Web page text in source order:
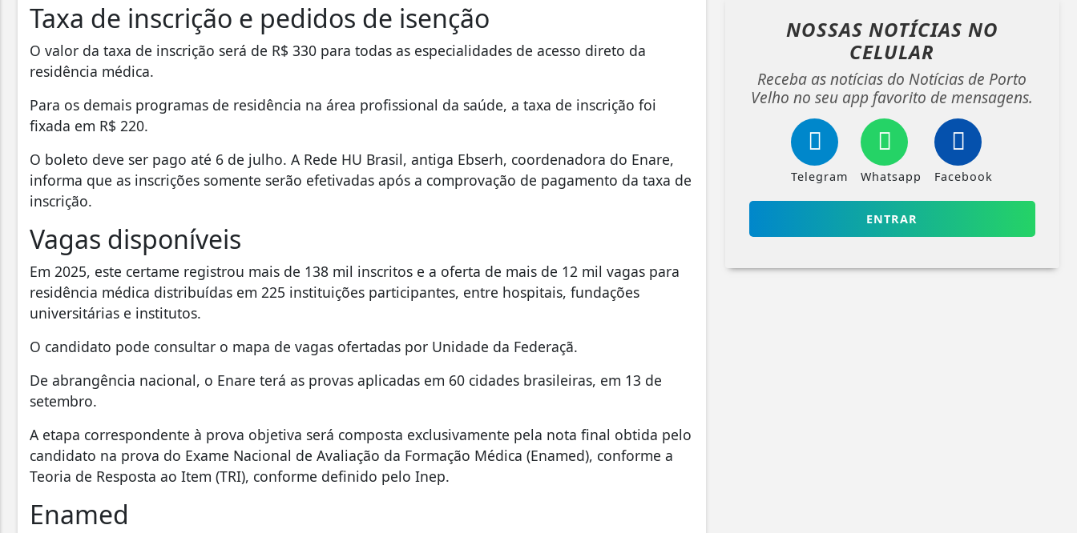
Taxa de inscrição e pedidos de isenção
O valor da taxa de inscrição será de R$ 330 para todas as especialidades de acesso direto da
residência médica.
Para os demais programas de residência na área profissional da saúde, a taxa de inscrição foi
fixada em R$ 220.
O boleto deve ser pago até 6 de julho. A Rede HU Brasil, antiga Ebserh, coordenadora do Enare,
informa que as inscrições somente serão efetivadas após a comprovação de pagamento da taxa de
inscrição.
Vagas disponíveis
Em 2025, este certame registrou mais de 138 mil inscritos e a oferta de mais de 12 mil vagas para
residência médica distribuídas em 225 instituições participantes, entre hospitais, fundações
universitárias e institutos.
O candidato pode consultar o mapa de vagas ofertadas por Unidade da Federaçã.
De abrangência nacional, o Enare terá as provas aplicadas em 60 cidades brasileiras, em 13 de
setembro.
A etapa correspondente à prova objetiva será composta exclusivamente pela nota final obtida pelo
candidato na prova do Exame Nacional de Avaliação da Formação Médica (Enamed), conforme a
Teoria de Resposta ao Item (TRI), conforme definido pelo Inep.
Enamed
NOSSAS NOTÍCIAS NO
CELULAR
Receba as notícias do Notícias de Porto
Velho no seu app favorito de mensagens.
Telegram Whatsapp Facebook
ENTRAR